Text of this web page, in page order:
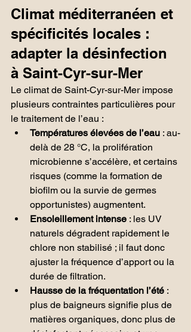
Climat méditerranéen et
spécificités locales :
adapter la désinfection
à Saint-Cyr-sur-Mer
Le climat de Saint-Cyr-sur-Mer impose
plusieurs contraintes particulières pour
le traitement de l’eau :
Températures élevées de l’eau : au-
delà de 28 °C, la prolifération
microbienne s’accélère, et certains
risques (comme la formation de
biofilm ou la survie de germes
opportunistes) augmentent.
Ensoleillement intense : les UV
naturels dégradent rapidement le
chlore non stabilisé ; il faut donc
ajuster la fréquence d’apport ou la
durée de filtration.
Hausse de la fréquentation l’été :
plus de baigneurs signifie plus de
matières organiques, donc plus de